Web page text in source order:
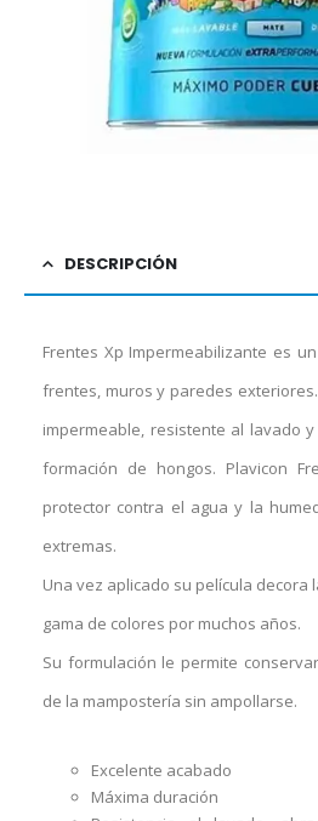
DESCRIPCIÓN
Frentes Xp Impermeabilizante es
frentes, muros y paredes
impermeable, resistente al lavado
formación de hongos. Plavicon
protector contra el agua y la
extremas.
Una vez aplicado su película decora
gama de colores por muchos años.
Su formulación le permite
de la mampostería sin ampollarse.
Excelente acabado
Máxima duración